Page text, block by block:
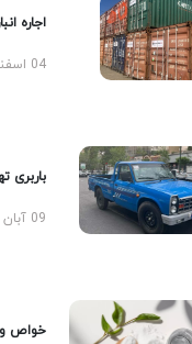
اجاره
04 اسفند 1404
باربری
09 آبان 1403
خواص و